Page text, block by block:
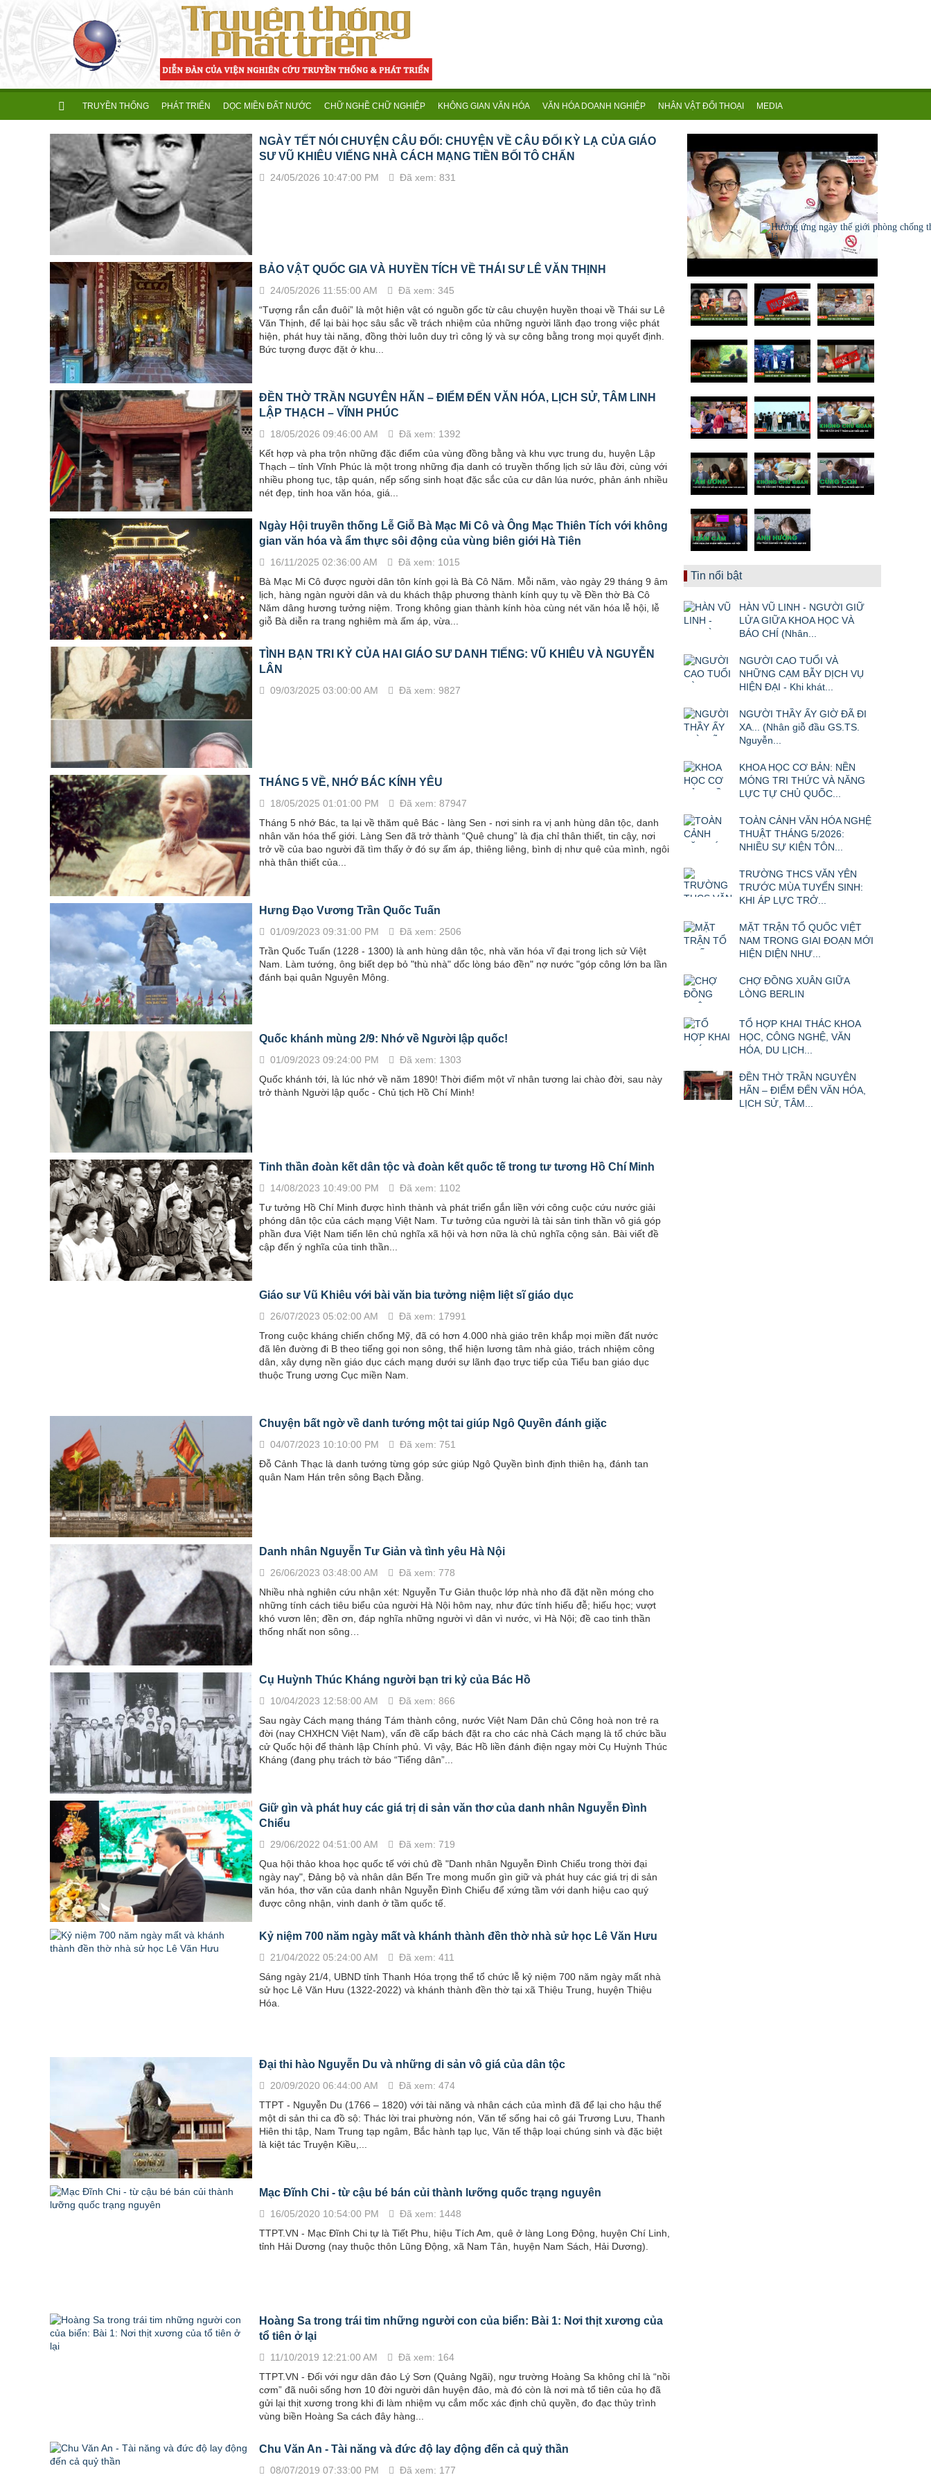
TRUYỀN THỐNG PHÁT TRIỂN DỌC MIỀN ĐẤT NƯỚC CHỮ NGHỀ CHỮ NGHIỆP KHÔNG GIAN VĂN HÓA VĂN HÓA DOANH NGHIỆP NHÂN VẬT ĐỐI THOẠI MEDIA
NGÀY TẾT NÓI CHUYỆN CÂU ĐỐI: CHUYỆN VỀ CÂU ĐỐI KỲ LẠ CỦA GIÁO
SƯ VŨ KHIÊU VIẾNG NHÀ CÁCH MẠNG TIỀN BỐI TÔ CHẤN
24/05/2026 10:47:00 PM Đã xem: 831
BẢO VẬT QUỐC GIA VÀ HUYỀN TÍCH VỀ THÁI SƯ LÊ VĂN THỊNH
24/05/2026 11:55:00 AM
Đã xem: 345
“Tượng rắn cắn đuôi” là một hiện vật có nguồn gốc từ câu chuyện huyền thoại về Thái sư Lê
Văn Thịnh, để lại bài học sâu sắc về trách nhiệm của những người lãnh đạo trong việc phát
hiện, phát huy tài năng, đồng thời luôn duy trì công lý và sự công bằng trong mọi quyết định.
Bức tượng được đặt ở khu...
ĐỀN THỜ TRẦN NGUYÊN HÃN – ĐIỂM ĐẾN VĂN HÓA, LỊCH SỬ, TÂM LINH
LẬP THẠCH – VĨNH PHÚC
18/05/2026 09:46:00 AM
Đã xem: 1392
Kết hợp và pha trộn những đặc điểm của vùng đồng bằng và khu vực trung du, huyện Lập
Thạch – tỉnh Vĩnh Phúc là một trong những địa danh có truyền thống lịch sử lâu đời, cùng với
nhiều phong tục, tập quán, nếp sống sinh hoạt đặc sắc của cư dân lúa nước, phản ánh nhiều
nét đẹp, tinh hoa văn hóa, giá...
Ngày Hội truyền thống Lễ Giỗ Bà Mạc Mi Cô và Ông Mạc Thiên Tích với không
gian văn hóa và ẩm thực sôi động của vùng biên giới Hà Tiên
16/11/2025 02:36:00 AM
Đã xem: 1015
Bà Mạc Mi Cô được người dân tôn kính gọi là Bà Cô Năm. Mỗi năm, vào ngày 29 tháng 9 âm
lịch, hàng ngàn người dân và du khách thập phương thành kính quy tụ về Đền thờ Bà Cô
Năm dâng hương tưởng niệm. Trong không gian thành kính hòa cùng nét văn hóa lễ hội, lễ
giỗ Bà diễn ra trang nghiêm mà ấm áp, vừa...
TÌNH BẠN TRI KỶ CỦA HAI GIÁO SƯ DANH TIẾNG: VŨ KHIÊU VÀ NGUYỄN
LÂN
09/03/2025 03:00:00 AM Đã xem: 9827
THÁNG 5 VỀ, NHỚ BÁC KÍNH YÊU
18/05/2025 01:01:00 PM
Đã xem: 87947
Tháng 5 nhớ Bác, ta lại về thăm quê Bác - làng Sen - nơi sinh ra vị anh hùng dân tộc, danh
nhân văn hóa thế giới. Làng Sen đã trở thành “Quê chung” là địa chỉ thân thiết, tin cậy, nơi
trở về của bao người đã tìm thấy ở đó sự ấm áp, thiêng liêng, bình dị như quê của mình, ngôi
nhà thân thiết của...
Hưng Đạo Vương Trần Quốc Tuấn
01/09/2023 09:31:00 PM
Đã xem: 2506
Trần Quốc Tuấn (1228 - 1300) là anh hùng dân tộc, nhà văn hóa vĩ đại trong lịch sử Việt
Nam. Làm tướng, ông biết dẹp bỏ "thù nhà" dốc lòng báo đền" nợ nước "góp công lớn ba lần
đánh bại quân Nguyên Mông.
Quốc khánh mùng 2/9: Nhớ về Người lập quốc!
01/09/2023 09:24:00 PM
Đã xem: 1303
Quốc khánh tới, là lúc nhớ về năm 1890! Thời điểm một vĩ nhân tương lai chào đời, sau này
trở thành Người lập quốc - Chủ tịch Hồ Chí Minh!
Tinh thần đoàn kết dân tộc và đoàn kết quốc tế trong tư tương Hồ Chí Minh
14/08/2023 10:49:00 PM
Đã xem: 1102
Tư tưởng Hồ Chí Minh được hình thành và phát triển gắn liền với công cuộc cứu nước giải
phóng dân tộc của cách mạng Việt Nam. Tư tưởng của người là tài sản tinh thần vô giá góp
phần đưa Việt Nam tiến lên chủ nghĩa xã hội và hơn nữa là chủ nghĩa cộng sản. Bài viết đề
cập đến ý nghĩa của tinh thần...
Giáo sư Vũ Khiêu với bài văn bia tưởng niệm liệt sĩ giáo dục
26/07/2023 05:02:00 AM
Đã xem: 17991
Trong cuộc kháng chiến chống Mỹ, đã có hơn 4.000 nhà giáo trên khắp mọi miền đất nước
đã lên đường đi B theo tiếng gọi non sông, thể hiện lương tâm nhà giáo, trách nhiệm công
dân, xây dựng nền giáo dục cách mạng dưới sự lãnh đạo trực tiếp của Tiểu ban giáo dục
thuộc Trung ương Cục miền Nam.
Chuyện bất ngờ về danh tướng một tai giúp Ngô Quyền đánh giặc
04/07/2023 10:10:00 PM
Đã xem: 751
Đỗ Cảnh Thạc là danh tướng từng góp sức giúp Ngô Quyền bình định thiên hạ, đánh tan
quân Nam Hán trên sông Bạch Đằng.
Danh nhân Nguyễn Tư Giản và tình yêu Hà Nội
26/06/2023 03:48:00 AM
Đã xem: 778
Nhiều nhà nghiên cứu nhận xét: Nguyễn Tư Giản thuộc lớp nhà nho đã đặt nền móng cho
những tính cách tiêu biểu của người Hà Nội hôm nay, như đức tính hiếu đễ; hiếu học; vượt
khó vươn lên; đền ơn, đáp nghĩa những người vì dân vì nước, vì Hà Nội; đề cao tinh thần
thống nhất non sông…
Cụ Huỳnh Thúc Kháng người bạn tri kỷ của Bác Hồ
10/04/2023 12:58:00 AM
Đã xem: 866
Sau ngày Cách mạng tháng Tám thành công, nước Việt Nam Dân chủ Công hoà non trẻ ra
đời (nay CHXHCN Việt Nam), vấn đề cấp bách đặt ra cho các nhà Cách mạng là tổ chức bầu
cử Quốc hội để thành lập Chính phủ. Vì vậy, Bác Hồ liền đánh điện ngay mời Cụ Huỳnh Thúc
Kháng (đang phụ trách tờ báo “Tiếng dân”...
Giữ gìn và phát huy các giá trị di sản văn thơ của danh nhân Nguyễn Đình
Chiểu
29/06/2022 04:51:00 AM
Đã xem: 719
Qua hội thảo khoa học quốc tế với chủ đề "Danh nhân Nguyễn Đình Chiểu trong thời đại
ngày nay", Đảng bộ và nhân dân Bến Tre mong muốn gìn giữ và phát huy các giá trị di sản
văn hóa, thơ văn của danh nhân Nguyễn Đình Chiểu để xứng tầm với danh hiệu cao quý
được công nhận, vinh danh ở tầm quốc tế.
Kỷ niệm 700 năm ngày mất và khánh thành đền thờ nhà sử học Lê Văn Hưu
21/04/2022 05:24:00 AM
Đã xem: 411
Sáng ngày 21/4, UBND tỉnh Thanh Hóa trọng thể tổ chức lễ kỷ niệm 700 năm ngày mất nhà
sử học Lê Văn Hưu (1322-2022) và khánh thành đền thờ tại xã Thiệu Trung, huyện Thiệu
Hóa.
Đại thi hào Nguyễn Du và những di sản vô giá của dân tộc
20/09/2020 06:44:00 AM
Đã xem: 474
TTPT - Nguyễn Du (1766 – 1820) với tài năng và nhân cách của mình đã để lại cho hậu thế
một di sản thi ca đồ sộ: Thác lời trai phường nón, Văn tế sống hai cô gái Trương Lưu, Thanh
Hiên thi tập, Nam Trung tạp ngâm, Bắc hành tạp lục, Văn tế thập loại chúng sinh và đặc biệt
là kiệt tác Truyện Kiều,...
Mạc Đĩnh Chi - từ cậu bé bán củi thành lưỡng quốc trạng nguyên
16/05/2020 10:54:00 PM
Đã xem: 1448
TTPT.VN - Mạc Đĩnh Chi tự là Tiết Phu, hiệu Tích Am, quê ở làng Long Động, huyện Chí Linh,
tỉnh Hải Dương (nay thuộc thôn Lũng Động, xã Nam Tân, huyện Nam Sách, Hải Dương).
Hoàng Sa trong trái tim những người con của biển: Bài 1: Nơi thịt xương của
tổ tiên ở lại
11/10/2019 12:21:00 AM
Đã xem: 164
TTPT.VN - Đối với ngư dân đảo Lý Sơn (Quảng Ngãi), ngư trường Hoàng Sa không chỉ là “nồi
cơm” đã nuôi sống hơn 10 đời người dân huyện đảo, mà đó còn là nơi mà tổ tiên của họ đã
gửi lại thịt xương trong khi đi làm nhiệm vụ cắm mốc xác định chủ quyền, đo đạc thủy trình
vùng biền Hoàng Sa cách đây hàng...
Chu Văn An - Tài năng và đức độ lay động đến cả quỷ thần
08/07/2019 07:33:00 PM
Đã xem: 177
Tin nổi bật
HÀN VŨ LINH - NGƯỜI GIỮ
LỬA GIỮA KHOA HỌC VÀ
BÁO CHÍ (Nhân...
NGƯỜI CAO TUỔI VÀ
NHỮNG CẠM BẪY DỊCH VỤ
HIỆN ĐẠI - Khi khát...
NGƯỜI THẦY ẤY GIỜ ĐÃ ĐI
XA... (Nhân giỗ đầu GS.TS.
Nguyễn...
KHOA HỌC CƠ BẢN: NỀN
MÓNG TRI THỨC VÀ NĂNG
LỰC TỰ CHỦ QUỐC...
TOÀN CẢNH VĂN HÓA NGHỆ
THUẬT THÁNG 5/2026:
NHIỀU SỰ KIỆN TÔN...
TRƯỜNG THCS VĂN YÊN
TRƯỚC MÙA TUYỂN SINH:
KHI ÁP LỰC TRỞ...
MẶT TRẬN TỔ QUỐC VIỆT
NAM TRONG GIAI ĐOẠN MỚI
HIỆN DIỆN NHƯ...
CHỢ ĐỒNG XUÂN GIỮA
LÒNG BERLIN
TỔ HỢP KHAI THÁC KHOA
HỌC, CÔNG NGHỆ, VĂN
HÓA, DU LỊCH...
ĐỀN THỜ TRẦN NGUYÊN
HÃN – ĐIỂM ĐẾN VĂN HÓA,
LỊCH SỬ, TÂM...